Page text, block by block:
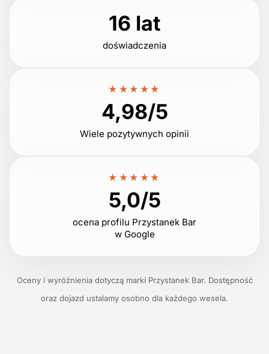
16 lat
doświadczenia
★★★★★
4,98/5
Wiele pozytywnych opinii
★★★★★
5,0/5
ocena profilu Przystanek Bar
w Google
Oceny i wyróżnienia dotyczą marki Przystanek Bar. Dostępność
oraz dojazd ustalamy osobno dla każdego wesela.